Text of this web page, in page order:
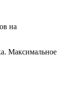
на
Максимальное